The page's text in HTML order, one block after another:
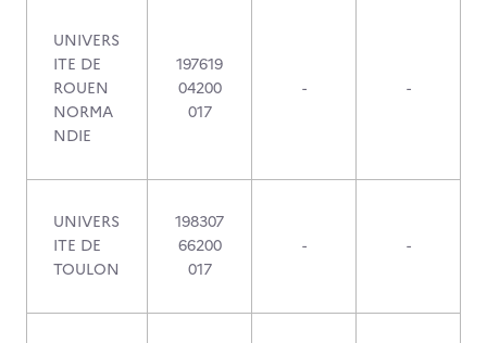
UNIVERS
ITE DE
ROUEN
NORMA
NDIE
197619
04200
017
- -
UNIVERS
ITE DE
TOULON
198307
66200
017
- -